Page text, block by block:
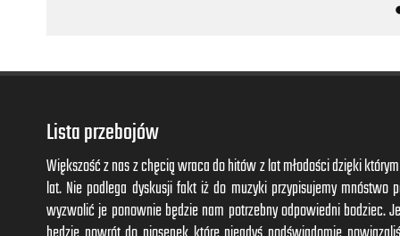
Puedo morir por amor, sin solución
Cada vez que me enamoro yo...
Crash! Boom! Bang!
Siento algo como vrtigo...
Crash! Boom! Bang!
Soy un tren un misil.
Lista przebojów
Większość z nas z chęcią wraca do hitów z lat młodości dzięki
lat. Nie podlega dyskusji fakt iż do muzyki przypisujemy mnóstwo
wyzwolić je ponownie będzie nam potrzebny odpowiedni bodziec.